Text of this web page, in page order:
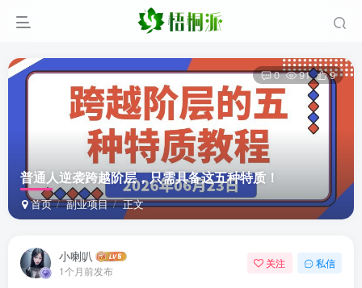
普通人逆袭跨越阶层，只需具备这五种特质！
首页 副业项目 正文
0 91 9
小喇叭
1个月前发布
关注 私信